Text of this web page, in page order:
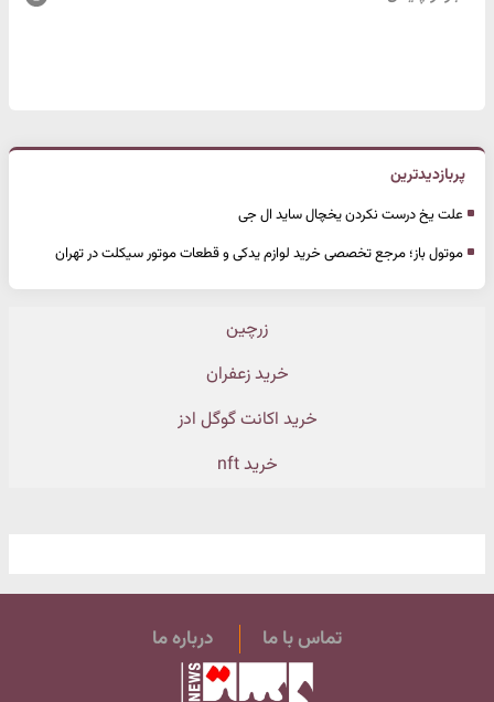
پربازدیدترین
علت یخ درست نکردن یخچال ساید ال جی
موتول باز؛ مرجع تخصصی خرید لوازم یدکی و قطعات موتور سیکلت در تهران
زرچین
خرید زعفران
خرید اکانت گوگل ادز
خرید nft
تماس با ما درباره ما